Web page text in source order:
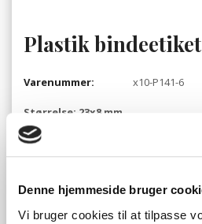
Denne hjemmeside bruger
Vi bruger cookies til at tilpasse
Plastik
Varenummer: x10-P141-6
Størrelse: 23x8 mm.
1.000 stk. hvide plastik bindeetiketter.
Pris ved 1 pose
554,00 DKK